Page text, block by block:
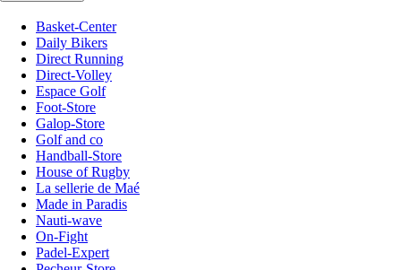
Basket-Center
Daily Bikers
Direct Running
Direct-Volley
Espace Golf
Foot-Store
Galop-Store
Golf and co
Handball-Store
House of Rugby
La sellerie de Maé
Made in Paradis
Nauti-wave
On-Fight
Padel-Expert